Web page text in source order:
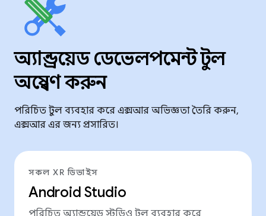
অ্যান্ড্রয়েড ডেভেলপমেন্ট টুল
অন্বেষণ করুন
পরিচিত টুল ব্যবহার করে এক্সআর অভিজ্ঞতা তৈরি করুন,
এক্সআর এর জন্য প্রসারিত।
সকল XR ডিভাইস
Android Studio
পরিচিত অ্যান্ড্রয়েড স্টুডিও টুল ব্যবহার করে